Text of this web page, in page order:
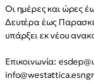
Οι ημέρες και ώρες
Δευτέρα έως
υπάρξει εκ νέου
Επικοινωνία: